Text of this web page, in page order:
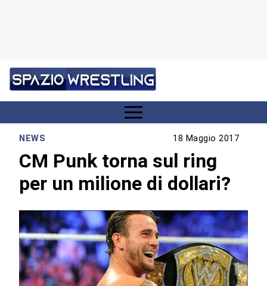
NEWS 18 Maggio 2017
CM Punk torna sul ring
per un milione di dollari?